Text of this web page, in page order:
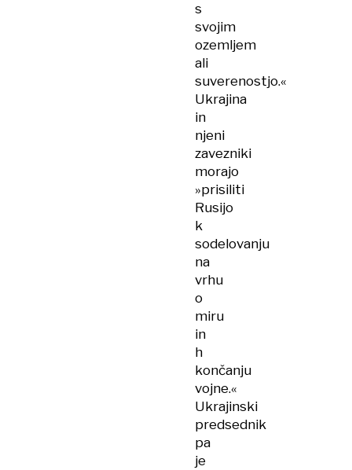
s
svojim
ozemljem
ali
suverenostjo.«
Ukrajina
in
njeni
zavezniki
morajo
»prisiliti
Rusijo
k
sodelovanju
na
vrhu
o
miru
in
h
končanju
vojne.«
Ukrajinski
predsednik
pa
je